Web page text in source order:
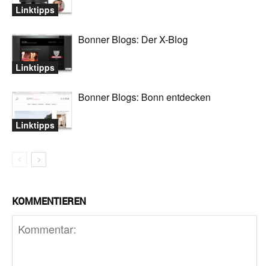
Linktipps
Linktipps
Bonner Blogs: Der X-Blog
Linktipps
Bonner Blogs: Bonn entdecken
KOMMENTIEREN